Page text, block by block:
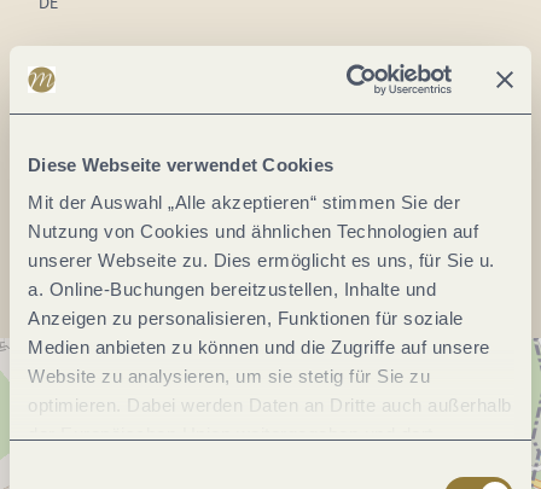
Diese Webseite verwendet Cookies
Mit der Auswahl „Alle akzeptieren“ stimmen Sie der
Nutzung von Cookies und ähnlichen Technologien auf
unserer Webseite zu. Dies ermöglicht es uns, für Sie u.
a. Online-Buchungen bereitzustellen, Inhalte und
Anzeigen zu personalisieren, Funktionen für soziale
Medien anbieten zu können und die Zugriffe auf unsere
Website zu analysieren, um sie stetig für Sie zu
optimieren. Dabei werden Daten an Dritte auch außerhalb
Tel.:
Anreise planen